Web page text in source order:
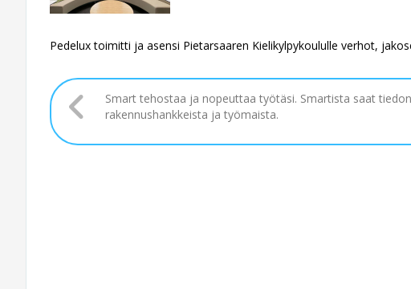
Pedelux toimitti ja asensi Pietarsaaren Kielikylpykoululle verhot,
Smart tehostaa ja nopeuttaa työtäsi. Smartista saat
rakennushankkeista ja työmaista.